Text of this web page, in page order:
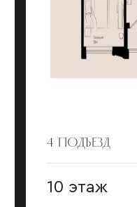
4 ПОДЪЕЗД
10 этаж